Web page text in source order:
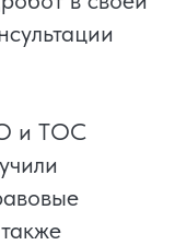
и ТОС